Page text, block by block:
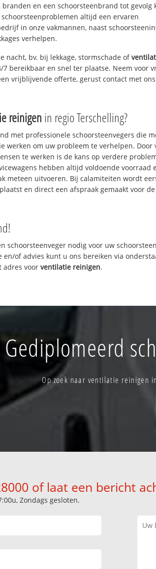
branden en een schoorsteenbrand tot gevolg
altijd een ervaren
in onze vakmannen, naast
verhelpen.
nacht, bv. bij lekkage, stormschade of
7 bereikbaar en snel ter plaatse. Neem voor
vrijblijvende offerte, gerust contact met
reinigen in regio Terschelling?
met professionele schoorsteenvegers die
werken om uw probleem te verhelpen. Door
te werken is de kans op verdere
hebben altijd voldoende voorraad
meteen uitvoeren. Bij calamiteiten wordt
en direct een afspraak gemaakt voor
schoorsteenveger nodig voor uw
en/of advies kunt u ons bereiken via
adres voorventilatie reinigen.
Gediplomeerd
Op zoek naar ventilatie reinigen
of laat een bericht
Zondags gesloten.